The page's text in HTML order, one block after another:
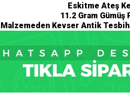
Eskitme Ateş
11.2 Gram Gümüş
Kevser Antik